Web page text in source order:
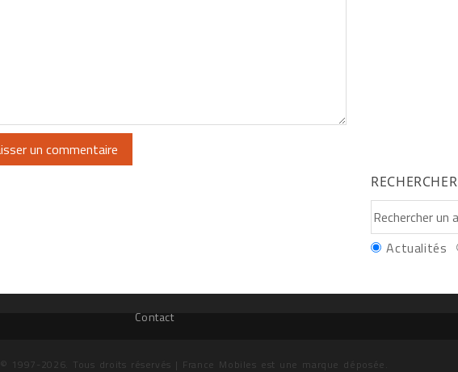
RECHERCHER
Actualités
Contact
1997-2026. Tous droits réservés | France Mobiles est une marque déposée.